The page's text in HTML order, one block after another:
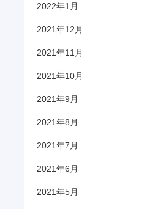
2022年1月
2021年12月
2021年11月
2021年10月
2021年9月
2021年8月
2021年7月
2021年6月
2021年5月